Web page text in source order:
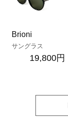
Brioni
サングラス
19,800円